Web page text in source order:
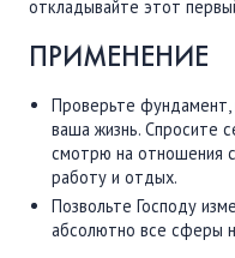
откладывайте этот
ПРИМЕНЕНИЕ
Проверьте
ваша жизнь. Спросите
смотрю на отношения с
работу и отдых.
Позвольте Господу
абсолютно все сферы